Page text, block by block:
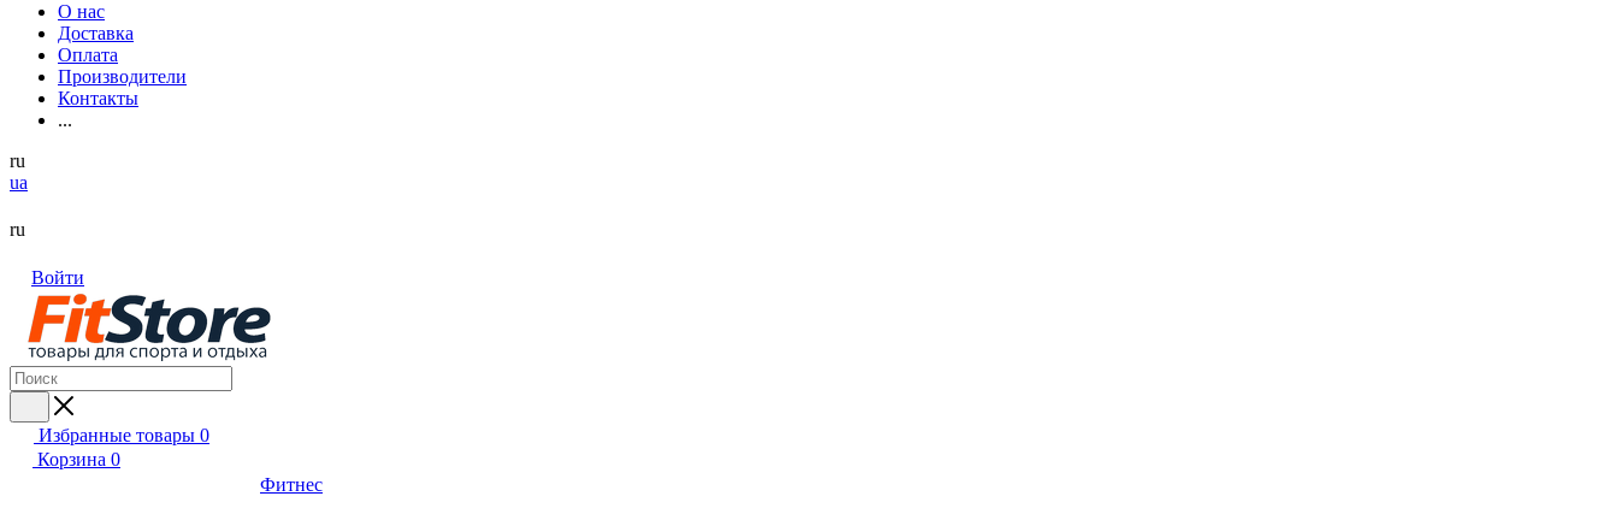
О нас
Доставка
Оплата
Производители
Контакты
...
ru
ua
ru
Войти
Избранные товары 0
Корзина 0
Фитнес